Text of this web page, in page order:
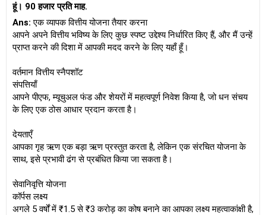
हूं। 90 हजार प्रति माह.
Ans: एक व्यापक वित्तीय योजना तैयार करना
आपने अपने वित्तीय भविष्य के लिए कुछ स्पष्ट उद्देश्य निर्धारित किए हैं, और मैं उन्हें
प्राप्त करने की दिशा में आपकी मदद करने के लिए यहाँ हूँ।
वर्तमान वित्तीय स्नैपशॉट
संपत्तियाँ
आपने पीएफ, म्यूचुअल फंड और शेयरों में महत्वपूर्ण निवेश किया है, जो धन संचय
के लिए एक ठोस आधार प्रदान करता है।
देयताएँ
आपका गृह ऋण एक बड़ा ऋण प्रस्तुत करता है, लेकिन एक संरचित योजना के
साथ, इसे प्रभावी ढंग से प्रबंधित किया जा सकता है।
सेवानिवृत्ति योजना
कॉर्पस लक्ष्य
अगले 5 वर्षों में ₹1.5 से ₹3 करोड़ का कोष बनाने का आपका लक्ष्य महत्वाकांक्षी है,